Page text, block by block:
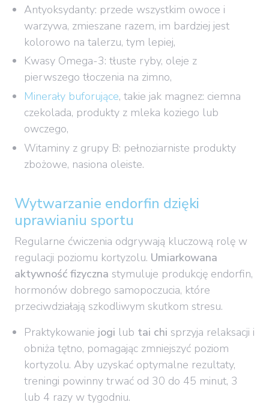
Antyoksydanty: przede wszystkim owoce i
warzywa, zmieszane razem, im bardziej jest
kolorowo na talerzu, tym lepiej,
Kwasy Omega-3: tłuste ryby, oleje z
pierwszego tłoczenia na zimno,
Minerały buforujące, takie jak magnez: ciemna
czekolada, produkty z mleka koziego lub
owczego,
Witaminy z grupy B: pełnoziarniste produkty
zbożowe, nasiona oleiste.
Wytwarzanie endorfin dzięki
uprawianiu sportu
Regularne ćwiczenia odgrywają kluczową rolę w
regulacji poziomu kortyzolu. Umiarkowana
aktywność fizyczna stymuluje produkcję endorfin,
hormonów dobrego samopoczucia, które
przeciwdziałają szkodliwym skutkom stresu.
Praktykowanie jogi lub tai chi sprzyja relaksacji i
obniża tętno, pomagając zmniejszyć poziom
kortyzolu. Aby uzyskać optymalne rezultaty,
treningi powinny trwać od 30 do 45 minut, 3
lub 4 razy w tygodniu.